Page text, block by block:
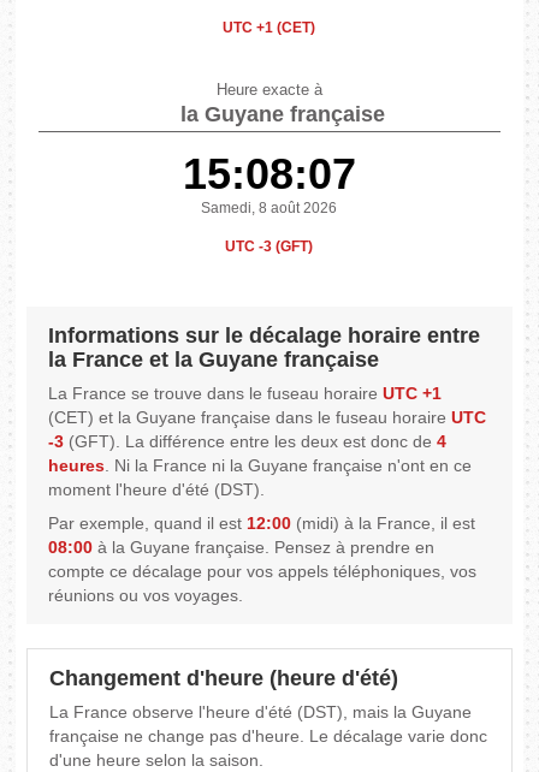
UTC +1 (CET)
Heure exacte à
la Guyane française
15:08:07
Samedi, 8 août 2026
UTC -3 (GFT)
Informations sur le décalage horaire entre
la France et la Guyane française
La France se trouve dans le fuseau horaireUTC +1
(CET) et la Guyane française dans le fuseau horaireUTC
-3 (GFT). La différence entre les deux est donc de4
heures. Ni la France ni la Guyane française n'ont en ce
moment l'heure d'été (DST).
Par exemple, quand il est12:00 (midi) à la France, il est
08:00 à la Guyane française. Pensez à prendre en
compte ce décalage pour vos appels téléphoniques, vos
réunions ou vos voyages.
Changement d'heure (heure d'été)
La France observe l'heure d'été (DST), mais la Guyane
française ne change pas d'heure. Le décalage varie donc
d'une heure selon la saison.